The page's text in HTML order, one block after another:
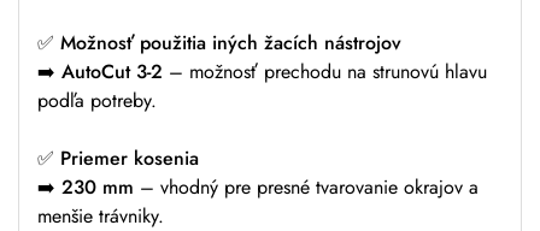
✅ Možnosť použitia iných žacích nástrojov
➡️ AutoCut 3-2 – možnosť prechodu na strunovú hlavu
podľa potreby.
✅ Priemer kosenia
➡️ 230 mm – vhodný pre presné tvarovanie okrajov a
menšie trávniky.